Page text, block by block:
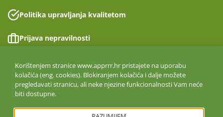
Politika upravljanja kvalitetom
Prijava nepravilnosti
Izjava o pristupačnosti
Politika informacijske sigurnosti
ISO 27001:2022
Korištenjem stranice www.apprrr.hr pristajete na uporabu
kolačića (eng. cookies). Blokiranjem kolačića i dalje možete
pregledavati stranicu, ali neke njezine funkcionalnosti Vam neće
biti dostupne.